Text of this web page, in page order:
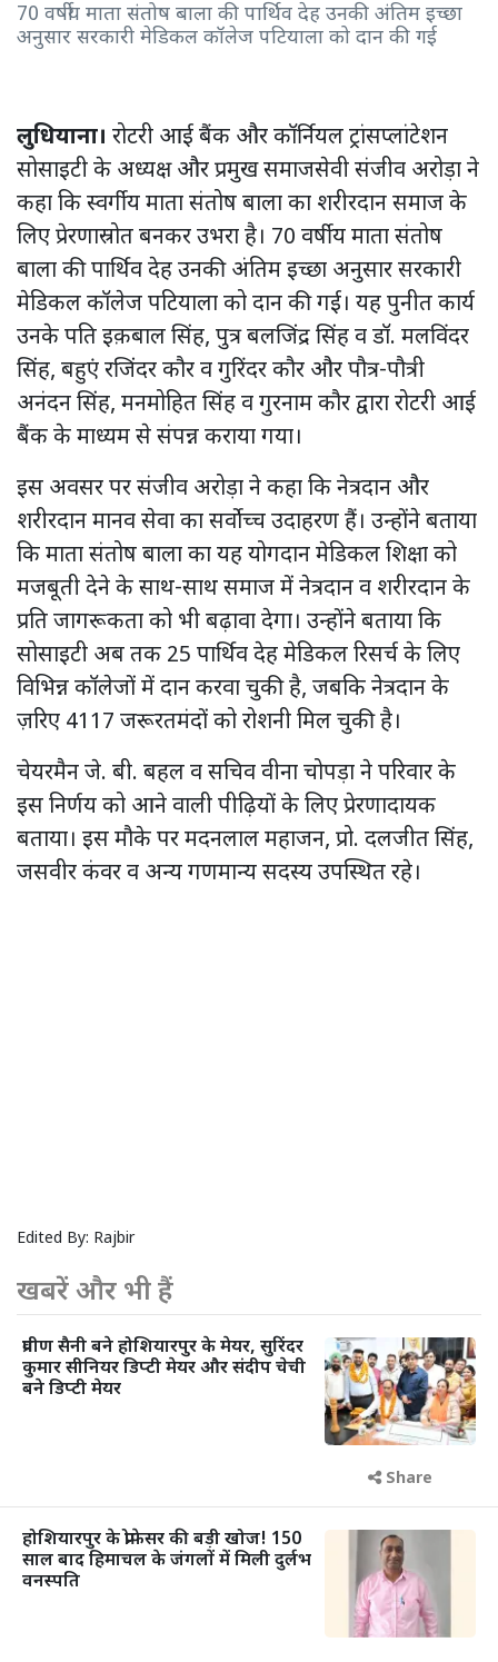
70 वर्षीय माता संतोष बाला की पार्थिव देह उनकी अंतिम इच्छा
अनुसार सरकारी मेडिकल कॉलेज पटियाला को दान की गई
लुधियाना। रोटरी आई बैंक और कॉर्नियल ट्रांसप्लांटेशन
सोसाइटी के अध्यक्ष और प्रमुख समाजसेवी संजीव अरोड़ा ने
कहा कि स्वर्गीय माता संतोष बाला का शरीरदान समाज के
लिए प्रेरणास्रोत बनकर उभरा है। 70 वर्षीय माता संतोष
बाला की पार्थिव देह उनकी अंतिम इच्छा अनुसार सरकारी
मेडिकल कॉलेज पटियाला को दान की गई। यह पुनीत कार्य
उनके पति इक़बाल सिंह, पुत्र बलजिंद्र सिंह व डॉ. मलविंदर
सिंह, बहुएं रजिंदर कौर व गुरिंदर कौर और पौत्र-पौत्री
अनंदन सिंह, मनमोहित सिंह व गुरनाम कौर द्वारा रोटरी आई
बैंक के माध्यम से संपन्न कराया गया।
इस अवसर पर संजीव अरोड़ा ने कहा कि नेत्रदान और
शरीरदान मानव सेवा का सर्वोच्च उदाहरण हैं। उन्होंने बताया
कि माता संतोष बाला का यह योगदान मेडिकल शिक्षा को
मजबूती देने के साथ-साथ समाज में नेत्रदान व शरीरदान के
प्रति जागरूकता को भी बढ़ावा देगा। उन्होंने बताया कि
सोसाइटी अब तक 25 पार्थिव देह मेडिकल रिसर्च के लिए
विभिन्न कॉलेजों में दान करवा चुकी है, जबकि नेत्रदान के
ज़रिए 4117 जरूरतमंदों को रोशनी मिल चुकी है।
चेयरमैन जे. बी. बहल व सचिव वीना चोपड़ा ने परिवार के
इस निर्णय को आने वाली पीढ़ियों के लिए प्रेरणादायक
बताया। इस मौके पर मदनलाल महाजन, प्रो. दलजीत सिंह,
जसवीर कंवर व अन्य गणमान्य सदस्य उपस्थित रहे।
Edited By: Rajbir
खबरें और भी हैं
प्रवीण सैनी बने होशियारपुर के मेयर, सुरिंदर
कुमार सीनियर डिप्टी मेयर और संदीप चेची
बने डिप्टी मेयर
Share
होशियारपुर के प्रोफेसर की बड़ी खोज! 150
साल बाद हिमाचल के जंगलों में मिली दुर्लभ
वनस्पति